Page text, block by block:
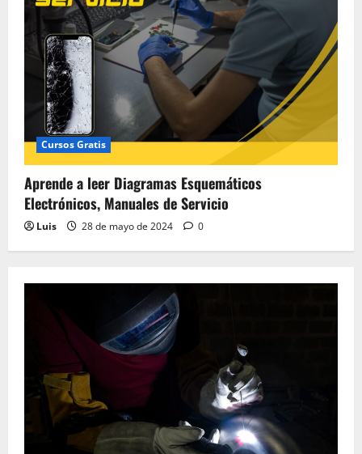
Cursos Gratis
Aprende a leer Diagramas Esquemáticos
Electrónicos, Manuales de Servicio
Luis 28 de mayo de 2024 0